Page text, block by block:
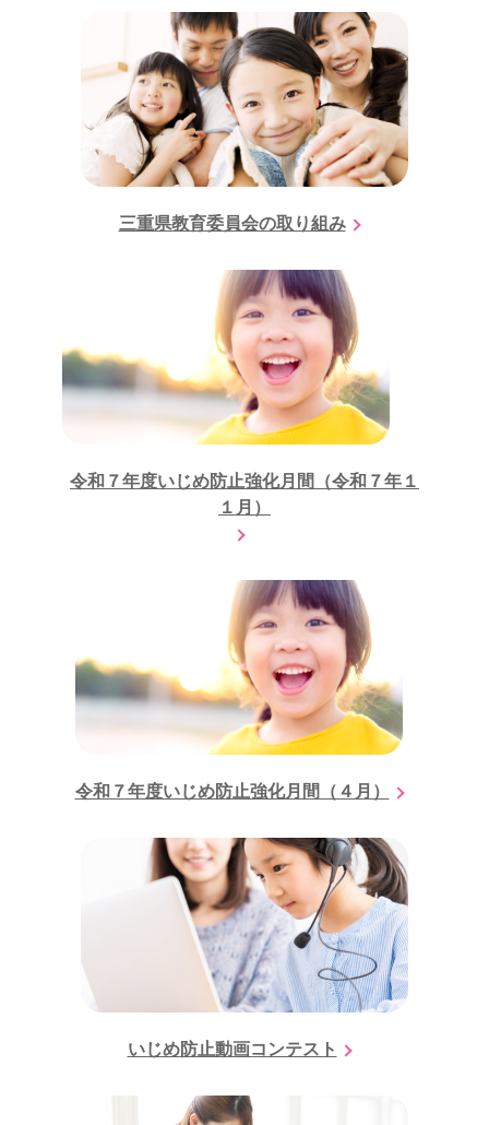
三重県教育委員会の取り組み
令和７年度いじめ防止強化月間（令和７年１
１月）
令和７年度いじめ防止強化月間（４月）
いじめ防止動画コンテスト